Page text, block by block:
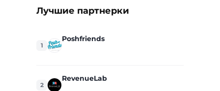
Лучшие партнерки
1
Poshfriends
2
RevenueLab